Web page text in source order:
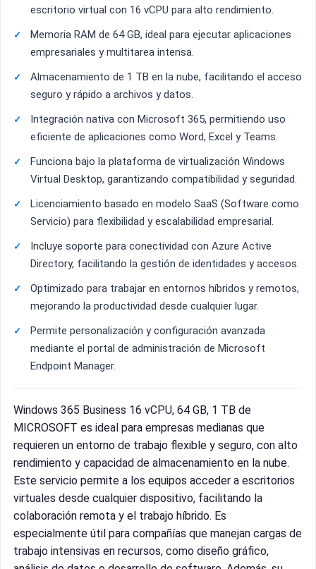
escritorio virtual con 16 vCPU para alto rendimiento.
Memoria RAM de 64 GB, ideal para ejecutar aplicaciones
empresariales y multitarea intensa.
Almacenamiento de 1 TB en la nube, facilitando el acceso
seguro y rápido a archivos y datos.
Integración nativa con Microsoft 365, permitiendo uso
eficiente de aplicaciones como Word, Excel y Teams.
Funciona bajo la plataforma de virtualización Windows
Virtual Desktop, garantizando compatibilidad y seguridad.
Licenciamiento basado en modelo SaaS (Software como
Servicio) para flexibilidad y escalabilidad empresarial.
Incluye soporte para conectividad con Azure Active
Directory, facilitando la gestión de identidades y accesos.
Optimizado para trabajar en entornos híbridos y remotos,
mejorando la productividad desde cualquier lugar.
Permite personalización y configuración avanzada
mediante el portal de administración de Microsoft
Endpoint Manager.
Windows 365 Business 16 vCPU, 64 GB, 1 TB de
MICROSOFT es ideal para empresas medianas que
requieren un entorno de trabajo flexible y seguro, con alto
rendimiento y capacidad de almacenamiento en la nube.
Este servicio permite a los equipos acceder a escritorios
virtuales desde cualquier dispositivo, facilitando la
colaboración remota y el trabajo híbrido. Es
especialmente útil para compañías que manejan cargas de
trabajo intensivas en recursos, como diseño gráfico,